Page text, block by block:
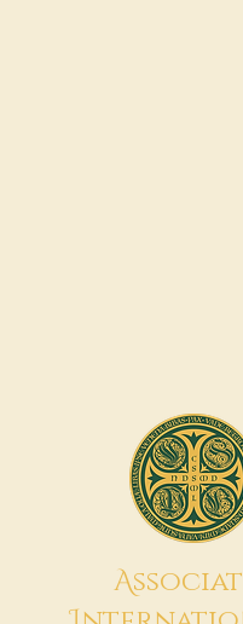
A